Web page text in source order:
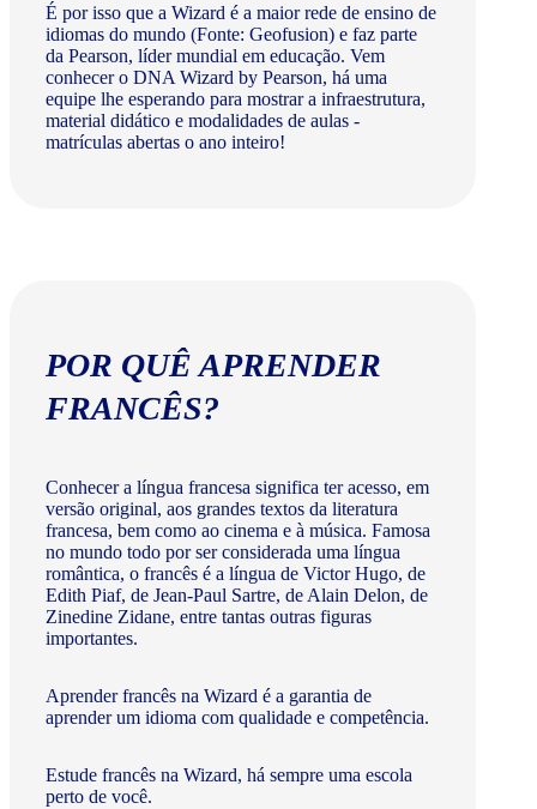
É por isso que a Wizard é a maior rede de ensino de
idiomas do mundo (Fonte: Geofusion) e faz parte
da Pearson, líder mundial em educação. Vem
conhecer o DNA Wizard by Pearson, há uma
equipe lhe esperando para mostrar a infraestrutura,
material didático e modalidades de aulas -
matrículas abertas o ano inteiro!
POR QUÊ APRENDER
FRANCÊS?
Conhecer a língua francesa significa ter acesso, em
versão original, aos grandes textos da literatura
francesa, bem como ao cinema e à música. Famosa
no mundo todo por ser considerada uma língua
romântica, o francês é a língua de Victor Hugo, de
Edith Piaf, de Jean-Paul Sartre, de Alain Delon, de
Zinedine Zidane, entre tantas outras figuras
importantes.
Aprender francês na Wizard é a garantia de
aprender um idioma com qualidade e competência.
Estude francês na Wizard, há sempre uma escola
perto de você.